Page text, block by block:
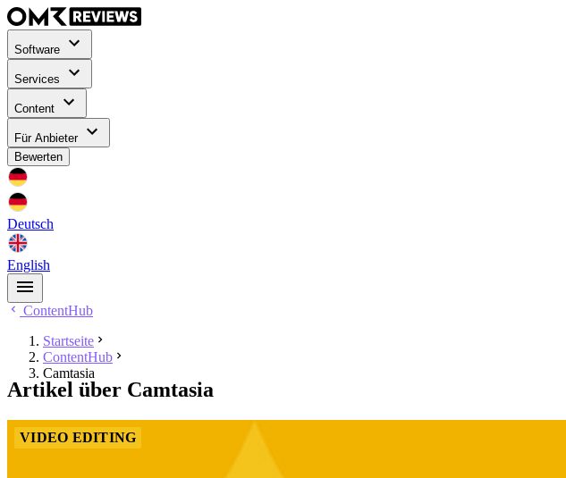
Software
Services
Content
Für Anbieter
Bewerten
Deutsch
English
ContentHub
Startseite
ContentHub
Camtasia
Artikel über Camtasia
VIDEO EDITING